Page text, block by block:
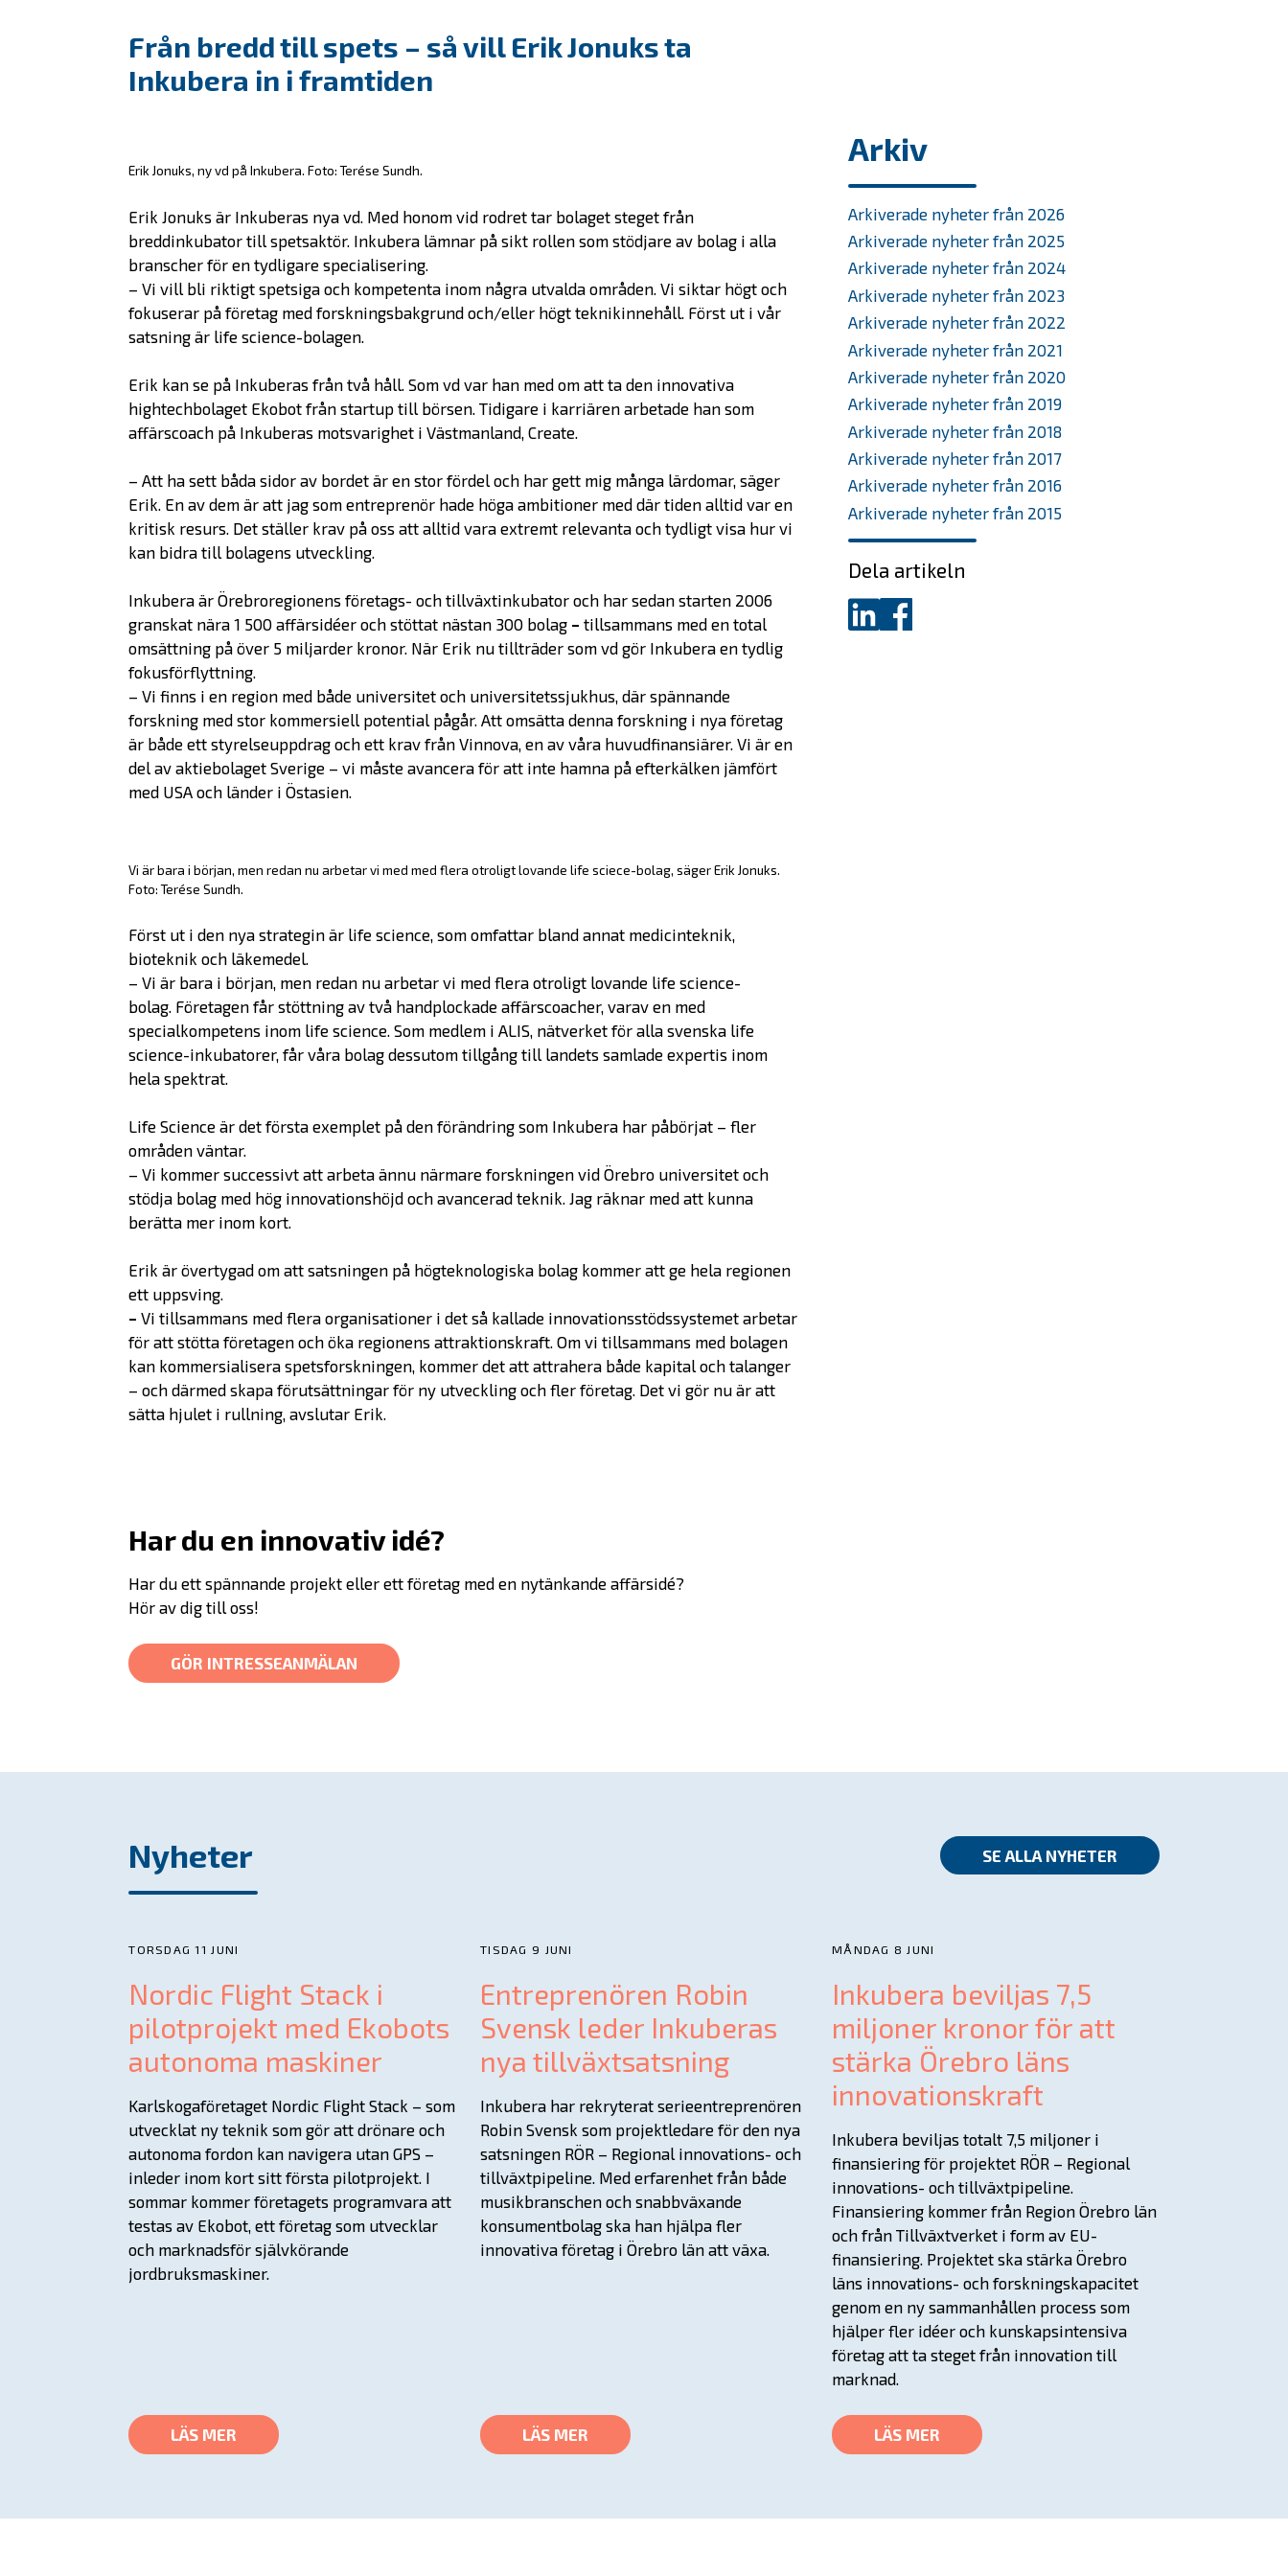
Erbjudande
Scaleup
Bolagen
Alumner
Från bredd till spets – så vill Erik Jonuks ta
Inkubera in i framtiden
Erik Jonuks, ny vd på Inkubera. Foto: Terése Sundh.
Erik Jonuks är Inkuberas nya vd. Med honom vid rodret tar bolaget steget från
breddinkubator till spetsaktör. Inkubera lämnar på sikt rollen som stödjare av bolag i alla
branscher för en tydligare specialisering.
– Vi vill bli riktigt spetsiga och kompetenta inom några utvalda områden. Vi siktar högt och
fokuserar på företag med forskningsbakgrund och/eller högt teknikinnehåll. Först ut i vår
satsning är life science-bolagen.
Erik kan se på Inkuberas från två håll. Som vd var han med om att ta den innovativa
hightechbolaget Ekobot från startup till börsen. Tidigare i karriären arbetade han som
affärscoach på Inkuberas motsvarighet i Västmanland, Create.
– Att ha sett båda sidor av bordet är en stor fördel och har gett mig många lärdomar, säger
Erik. En av dem är att jag som entreprenör hade höga ambitioner med där tiden alltid var en
kritisk resurs. Det ställer krav på oss att alltid vara extremt relevanta och tydligt visa hur vi
kan bidra till bolagens utveckling.
Inkubera är Örebroregionens företags- och tillväxtinkubator och har sedan starten 2006
granskat nära 1 500 affärsidéer och stöttat nästan 300 bolag – tillsammans med en total
omsättning på över 5 miljarder kronor. När Erik nu tillträder som vd gör Inkubera en tydlig
fokusförflyttning.
– Vi finns i en region med både universitet och universitetssjukhus, där spännande
forskning med stor kommersiell potential pågår. Att omsätta denna forskning i nya företag
är både ett styrelseuppdrag och ett krav från Vinnova, en av våra huvudfinansiärer. Vi är en
del av aktiebolaget Sverige – vi måste avancera för att inte hamna på efterkälken jämfört
med USA och länder i Östasien.
Vi är bara i början, men redan nu arbetar vi med med flera otroligt lovande life sciece-bolag, säger Erik Jonuks.
Foto: Terése Sundh.
Först ut i den nya strategin är life science, som omfattar bland annat medicinteknik,
bioteknik och läkemedel.
– Vi är bara i början, men redan nu arbetar vi med flera otroligt lovande life science-
bolag. Företagen får stöttning av två handplockade affärscoacher, varav en med
specialkompetens inom life science. Som medlem i ALIS, nätverket för alla svenska life
science-inkubatorer, får våra bolag dessutom tillgång till landets samlade expertis inom
hela spektrat.
Life Science är det första exemplet på den förändring som Inkubera har påbörjat – fler
områden väntar.
– Vi kommer successivt att arbeta ännu närmare forskningen vid Örebro universitet och
stödja bolag med hög innovationshöjd och avancerad teknik. Jag räknar med att kunna
berätta mer inom kort.
Erik är övertygad om att satsningen på högteknologiska bolag kommer att ge hela regionen
ett uppsving.
– Vi tillsammans med flera organisationer i det så kallade innovationsstödssystemet arbetar
för att stötta företagen och öka regionens attraktionskraft.Om vi tillsammans med bolagen
kan kommersialisera spetsforskningen, kommer det att attrahera både kapital och talanger
– och därmed skapa förutsättningar för ny utveckling och fler företag. Det vi gör nu är att
sätta hjulet i rullning, avslutar Erik.
Har du en innovativ idé?
Har du ett spännande projekt eller ett företag med en nytänkande affärsidé?
Hör av dig till oss!
GÖR INTRESSEANMÄLAN
Arkiv
Arkiverade nyheter från 2026
Arkiverade nyheter från 2025
Arkiverade nyheter från 2024
Arkiverade nyheter från 2023
Arkiverade nyheter från 2022
Arkiverade nyheter från 2021
Arkiverade nyheter från 2020
Arkiverade nyheter från 2019
Arkiverade nyheter från 2018
Arkiverade nyheter från 2017
Arkiverade nyheter från 2016
Arkiverade nyheter från 2015
Dela artikeln
Dela
på
Dela
på
Nyheter SE ALLA NYHETER
TORSDAG 11 JUNI
Nordic Flight Stack i
pilotprojekt med Ekobots
autonoma maskiner
Karlskogaföretaget Nordic Flight Stack – som
utvecklat ny teknik som gör att drönare och
autonoma fordon kan navigera utan GPS –
inleder inom kort sitt första pilotprojekt. I
sommar kommer företagets programvara att
testas av Ekobot, ett företag som utvecklar
och marknadsför självkörande
jordbruksmaskiner.
LÄS MER
TISDAG 9 JUNI
Entreprenören Robin
Svensk leder Inkuberas
nya tillväxtsatsning
Inkubera har rekryterat serieentreprenören
Robin Svensk som projektledare för den nya
satsningen RÖR – Regional innovations- och
tillväxtpipeline. Med erfarenhet från både
musikbranschen och snabbväxande
konsumentbolag ska han hjälpa fler
innovativa företag i Örebro län att växa.
LÄS MER
MÅNDAG 8 JUNI
Inkubera beviljas 7,5
miljoner kronor för att
stärka Örebro läns
innovationskraft
Inkubera beviljas totalt 7,5 miljoner i
finansiering för projektet RÖR – Regional
innovations- och tillväxtpipeline.
Finansiering kommer från Region Örebro län
och från Tillväxtverket i form av EU-
finansiering. Projektet ska stärka Örebro
läns innovations- och forskningskapacitet
genom en ny sammanhållen process som
hjälper fler idéer och kunskapsintensiva
företag att ta steget från innovation till
marknad.
LÄS MER